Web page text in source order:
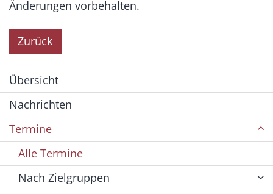
Änderungen vorbehalten.
Zurück
Übersicht
Nachrichten
Termine
Alle Termine
Nach Zielgruppen